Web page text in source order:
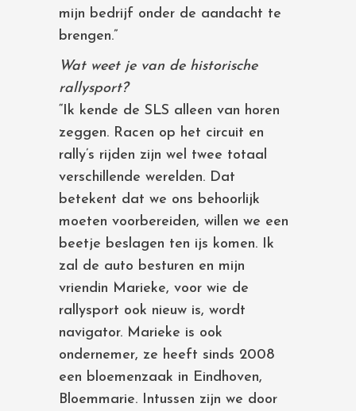
mijn bedrijf onder de aandacht te
brengen.”
Wat weet je van de historische
rallysport?
“Ik kende de SLS alleen van horen
zeggen. Racen op het circuit en
rally’s rijden zijn wel twee totaal
verschillende werelden. Dat
betekent dat we ons behoorlijk
moeten voorbereiden, willen we een
beetje beslagen ten ijs komen. Ik
zal de auto besturen en mijn
vriendin Marieke, voor wie de
rallysport ook nieuw is, wordt
navigator. Marieke is ook
ondernemer, ze heeft sinds 2008
een bloemenzaak in Eindhoven,
Bloemmarie. Intussen zijn we door